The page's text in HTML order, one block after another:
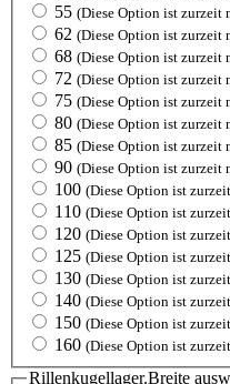
55 (Diese Option ist zurzeit
62 (Diese Option ist zurzeit
68 (Diese Option ist zurzeit
72 (Diese Option ist zurzeit
75 (Diese Option ist zurzeit
80 (Diese Option ist zurzeit
85 (Diese Option ist zurzeit
90 (Diese Option ist zurzeit
100 (Diese Option ist
110 (Diese Option ist
120 (Diese Option ist
125 (Diese Option ist
130 (Diese Option ist
140 (Diese Option ist
150 (Diese Option ist
160 (Diese Option ist
Rillenkugellager.Breite